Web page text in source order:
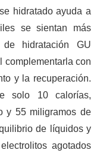
hidratado ayuda a
se sientan más
hidratación GU
complementarla con
y la recuperación.
solo 10 calorías,
y 55 miligramos de
de líquidos y
agotados